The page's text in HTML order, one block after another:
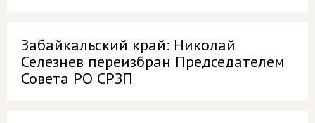
Забайкальский край: Николай
Селезнев переизбран Председателем
Совета РО СРЗП